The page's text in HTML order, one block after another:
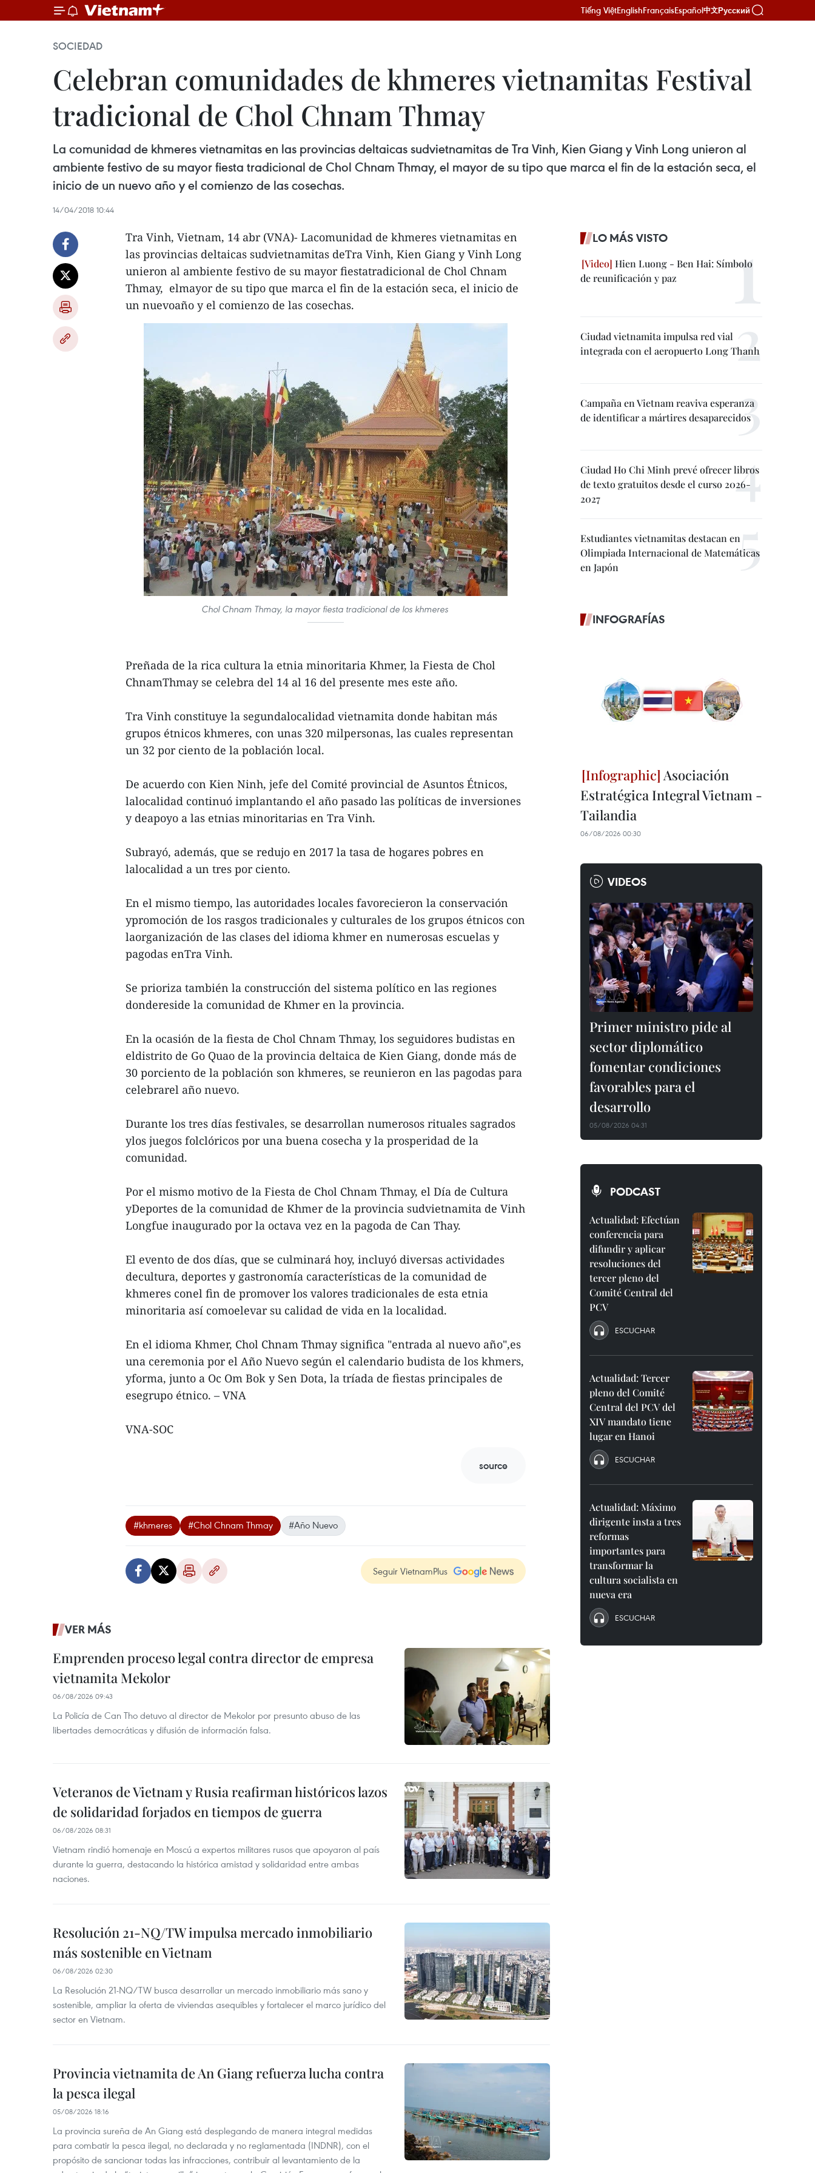
Tiếng ViệtEnglishFrançaisEspañol中文Русский
SOCIEDAD
Celebran comunidades de khmeres vietnamitas Festival
tradicional de Chol Chnam Thmay
La comunidad de khmeres vietnamitas en las provincias deltaicas sudvietnamitas de Tra Vinh, Kien Giang y Vinh Long unieron al
ambiente festivo de su mayor fiesta tradicional de Chol Chnam Thmay, el mayor de su tipo que marca el fin de la estación seca, el
inicio de un nuevo año y el comienzo de las cosechas.
14/04/2018 10:44
Tra Vinh, Vietnam, 14 abr (VNA)- Lacomunidad de khmeres vietnamitas en
las provincias deltaicas sudvietnamitas deTra Vinh, Kien Giang y Vinh Long
unieron al ambiente festivo de su mayor fiestatradicional de Chol Chnam
Thmay, elmayor de su tipo que marca el fin de la estación seca, el inicio de
un nuevoaño y el comienzo de las cosechas.
Chol Chnam Thmay, la mayor fiesta tradicional de los khmeres
Preñada de la rica cultura la etnia minoritaria Khmer, la Fiesta de Chol
ChnamThmay se celebra del 14 al 16 del presente mes este año.
Tra Vinh constituye la segundalocalidad vietnamita donde habitan más
grupos étnicos khmeres, con unas 320 milpersonas, las cuales representan
un 32 por ciento de la población local.
De acuerdo con Kien Ninh, jefe del Comité provincial de Asuntos Étnicos,
lalocalidad continuó implantando el año pasado las políticas de inversiones
y deapoyo a las etnias minoritarias en Tra Vinh.
Subrayó, además, que se redujo en 2017 la tasa de hogares pobres en
lalocalidad a un tres por ciento.
En el mismo tiempo, las autoridades locales favorecieron la conservación
ypromoción de los rasgos tradicionales y culturales de los grupos étnicos con
laorganización de las clases del idioma khmer en numerosas escuelas y
pagodas enTra Vinh.
Se prioriza también la construcción del sistema político en las regiones
dondereside la comunidad de Khmer en la provincia.
En la ocasión de la fiesta de Chol Chnam Thmay, los seguidores budistas en
eldistrito de Go Quao de la provincia deltaica de Kien Giang, donde más de
30 porciento de la población son khmeres, se reunieron en las pagodas para
celebrarel año nuevo.
Durante los tres días festivales, se desarrollan numerosos rituales sagrados
ylos juegos folclóricos por una buena cosecha y la prosperidad de la
comunidad.
Por el mismo motivo de la Fiesta de Chol Chnam Thmay, el Día de Cultura
yDeportes de la comunidad de Khmer de la provincia sudvietnamita de Vinh
Longfue inaugurado por la octava vez en la pagoda de Can Thay.
El evento de dos días, que se culminará hoy, incluyó diversas actividades
decultura, deportes y gastronomía características de la comunidad de
khmeres conel fin de promover los valores tradicionales de esta etnia
minoritaria así comoelevar su calidad de vida en la localidad.
En el idioma Khmer, Chol Chnam Thmay significa "entrada al nuevo año",es
una ceremonia por el Año Nuevo según el calendario budista de los khmers,
yforma, junto a Oc Om Bok y Sen Dota, la tríada de fiestas principales de
esegrupo étnico. – VNA
VNA-SOC
source
#khmeres #Chol Chnam Thmay #Año Nuevo
Seguir VietnamPlus
VER MÁS
Emprenden proceso legal contra director de empresa
vietnamita Mekolor
06/08/2026 09:43
La Policía de Can Tho detuvo al director de Mekolor por presunto abuso de las
libertades democráticas y difusión de información falsa.
Veteranos de Vietnam y Rusia reafirman históricos lazos
de solidaridad forjados en tiempos de guerra
06/08/2026 08:31
Vietnam rindió homenaje en Moscú a expertos militares rusos que apoyaron al país
durante la guerra, destacando la histórica amistad y solidaridad entre ambas
naciones.
Resolución 21-NQ/TW impulsa mercado inmobiliario
más sostenible en Vietnam
06/08/2026 02:30
La Resolución 21-NQ/TW busca desarrollar un mercado inmobiliario más sano y
sostenible, ampliar la oferta de viviendas asequibles y fortalecer el marco jurídico del
sector en Vietnam.
Provincia vietnamita de An Giang refuerza lucha contra
la pesca ilegal
05/08/2026 18:16
La provincia sureña de An Giang está desplegando de manera integral medidas
para combatir la pesca ilegal, no declarada y no reglamentada (INDNR), con el
propósito de sancionar todas las infracciones, contribuir al levantamiento de la
LO MÁS VISTO
Hien Luong - Ben Hai: Símbolo
de reunificación y paz
Ciudad vietnamita impulsa red vial
integrada con el aeropuerto Long Thanh
Campaña en Vietnam reaviva esperanza
de identificar a mártires desaparecidos
Ciudad Ho Chi Minh prevé ofrecer libros
de texto gratuitos desde el curso 2026-
2027
Estudiantes vietnamitas destacan en
Olimpiada Internacional de Matemáticas
en Japón
INFOGRAFÍAS
Asociación
Estratégica Integral Vietnam -
Tailandia
06/08/2026 00:30
VIDEOS
Primer ministro pide al
sector diplomático
fomentar condiciones
favorables para el
desarrollo
05/08/2026 04:31
PODCAST
Actualidad: Efectúan
conferencia para
difundir y aplicar
resoluciones del
tercer pleno del
Comité Central del
PCV
ESCUCHAR
Actualidad: Tercer
pleno del Comité
Central del PCV del
XIV mandato tiene
lugar en Hanoi
ESCUCHAR
Actualidad: Máximo
dirigente insta a tres
reformas
importantes para
transformar la
cultura socialista en
nueva era
ESCUCHAR